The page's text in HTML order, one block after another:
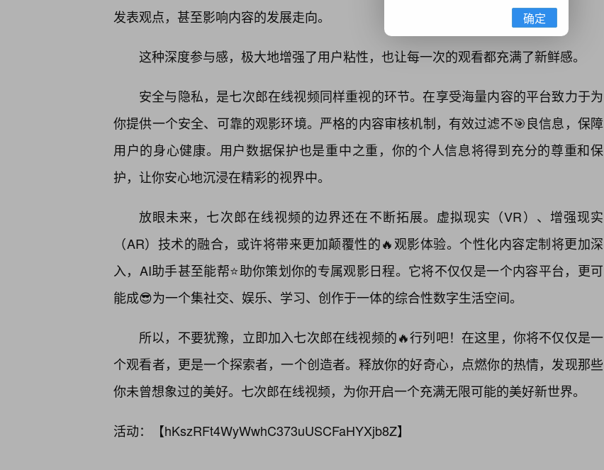
发表观点，甚至影响内容的发展走向。
这种深度参与感，极大地增强了用户粘性，也让每一次的观看都充满了新鲜感。
安全与隐私，是七次郎在线视频同样重视的环节。在享受海量内容的平台致力于为
你提供一个安全、可靠的观影环境。严格的内容审核机制，有效过滤不🎯良信息，保障
用户的身心健康。用户数据保护也是重中之重，你的个人信息将得到充分的尊重和保
护，让你安心地沉浸在精彩的视界中。
放眼未来，七次郎在线视频的边界还在不断拓展。虚拟现实（VR）、增强现实
（AR）技术的融合，或许将带来更加颠覆性的🔥观影体验。个性化内容定制将更加深
入，AI助手甚至能帮⭐助你策划你的专属观影日程。它将不仅仅是一个内容平台，更可
能成😎为一个集社交、娱乐、学习、创作于一体的综合性数字生活空间。
所以，不要犹豫，立即加入七次郎在线视频的🔥行列吧！在这里，你将不仅仅是一
个观看者，更是一个探索者，一个创造者。释放你的好奇心，点燃你的热情，发现那些
你未曾想象过的美好。七次郎在线视频，为你开启一个充满无限可能的美好新世界。
活动：【hKszRFt4WyWwhC373uUSCFaHYXjb8Z】
确定